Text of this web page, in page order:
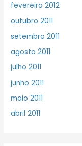
fevereiro 2012
outubro 2011
setembro 2011
agosto 2011
julho 2011
junho 2011
maio 2011
abril 2011